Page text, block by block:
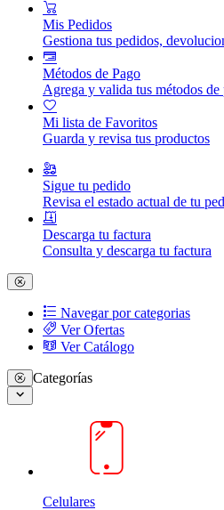
Mis Pedidos
Gestiona tus pedidos,
Métodos de Pago
Agrega y valida tus métodos de
Mi lista de Favoritos
Guarda y revisa tus productos
Sigue tu pedido
Revisa el estado actual de tu
Descarga tu factura
Consulta y descarga tu factura
Navegar por categorias
Ver Ofertas
Ver Catálogo
Categorías
Celulares